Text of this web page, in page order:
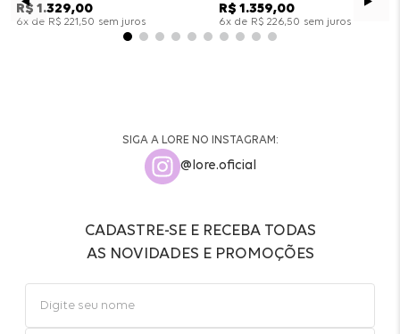
R$ 1 .329,00
6x de R$ 221,50 sem juros
R$ 1 .359,00
6x de R$ 226,50 sem juros
SIGA A LORE NO INSTAGRAM:
@lore.oficial
CADASTRE-SE E RECEBA TODAS
AS NOVIDADES E PROMOÇÕES